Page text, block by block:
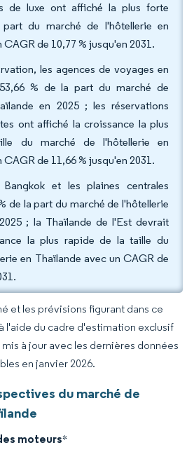
de luxe ont affiché la plus forte
du marché de l'hôtellerie en
de 10,77 % jusqu'en 2031.
les agences de voyages en
% de la part du marché de
en 2025 ; les réservations
ont affiché la croissance la plus
du marché de l'hôtellerie en
de 11,66 % jusqu'en 2031.
et les plaines centrales
de la part du marché de l'hôtellerie
; la Thaïlande de l'Est devrait
la plus rapide de la taille du
en Thaïlande avec un CAGR de
et les prévisions figurant dans ce
l'aide du cadre d'estimation exclusif
à jour avec les dernières données
en janvier 2026.
du marché de
moteurs*